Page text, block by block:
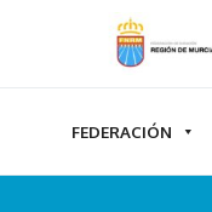
FEDERACIÓN